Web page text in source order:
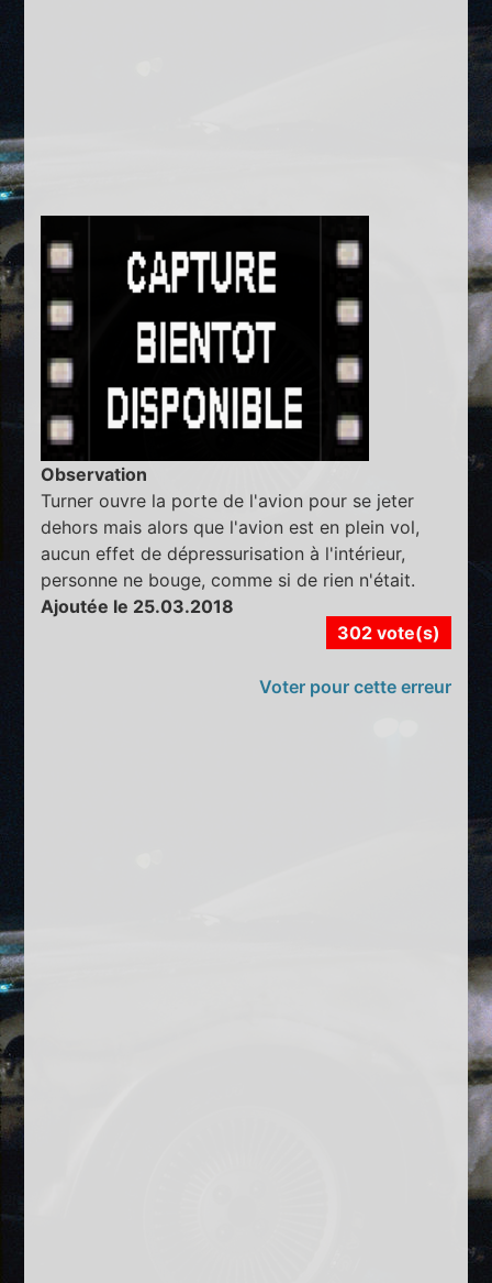
Observation
Turner ouvre la porte de l'avion pour se jeter
dehors mais alors que l'avion est en plein vol,
aucun effet de dépressurisation à l'intérieur,
personne ne bouge, comme si de rien n'était.
Ajoutée le 25.03.2018
302 vote(s)
Voter pour cette erreur